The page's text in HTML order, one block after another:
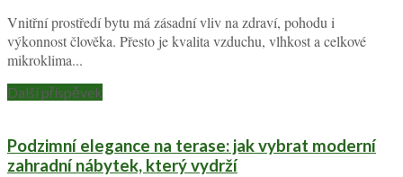
Vnitřní prostředí bytu má zásadní vliv na zdraví, pohodu i
výkonnost člověka. Přesto je kvalita vzduchu, vlhkost a celkové
mikroklima...
Další příspěvek
Podzimní elegance na terase: jak vybrat moderní
zahradní nábytek, který vydrží